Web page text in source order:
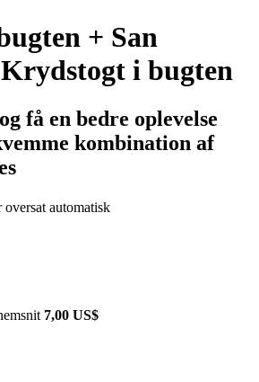
+ San
i bugten
få en bedre oplevelse
kombination af
automatisk
7,00 US$